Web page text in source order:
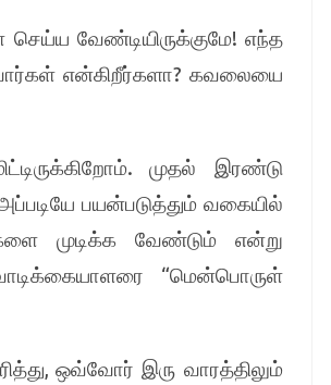
வேண்டியிருக்குமே! எந்த
என்கிறீர்களா? கவலையை
.முதல் இரண்டு
பயன்படுத்தும் வகையில்
முடிக்க வேண்டும் என்று
“மென்பொருள்
,ஒவ்வோர் இரு வாரத்திலும்